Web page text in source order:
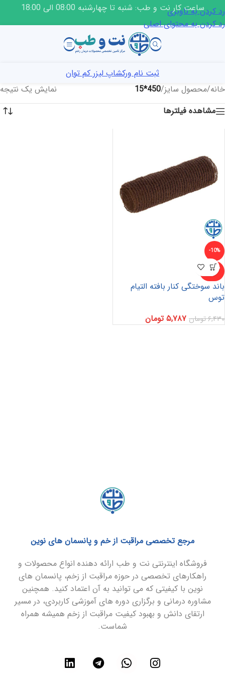
رد کردن به ناوبری
رد کردن به محتوای اصلی
ساعت کار نت و طب: شنبه تا چهارشنبه 08:00 الی 18:00
ثبت نام ورکشاپ لیزر کم توان
خانه/محصول سایز/
450*15
نمایش یک نتیجه
مشاهده فیلترها
-10%
ناموجو
د
باند سوختگی کنار بافته التیام
توس
۶,۴۳۰تومان ۵,۷۸۷ تومان
مرجع تخصصی مراقبت از خم و پانسمان های نوین
فروشگاه اینترنتی نت و طب ارائه دهنده انواع محصولات و
راهکارهای تخصصی در حوزه مراقبت از زخم، پانسمان های
نوین با کیفیتی که می توانید به آن اعتماد کنید. همچنین
مشاوره درمانی و برگزاری دوره های آموزشی کاربردی، در مسیر
ارتقای دانش و بهبود کیفیت مراقبت از زخم همیشه همراه
شماست.